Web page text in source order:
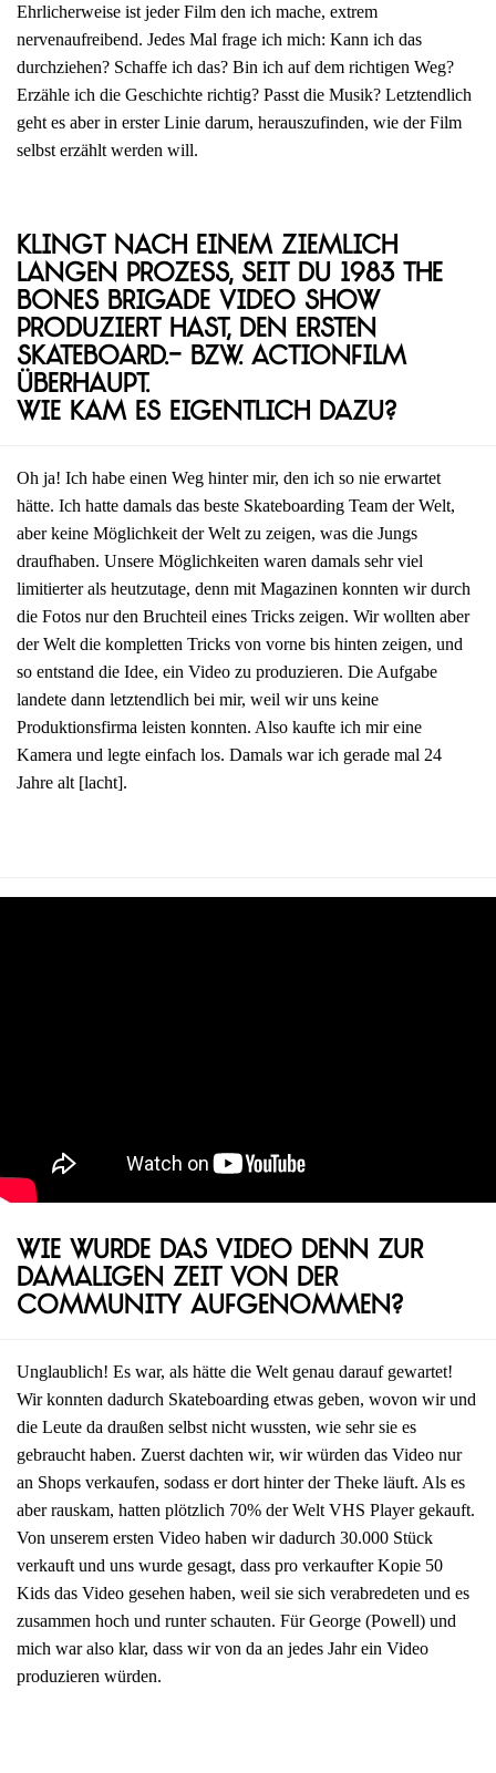
Ehrlicherweise ist jeder Film den ich mache, extrem
nervenaufreibend. Jedes Mal frage ich mich: Kann ich das
durchziehen? Schaffe ich das? Bin ich auf dem richtigen Weg?
Erzähle ich die Geschichte richtig? Passt die Musik? Letztendlich
geht es aber in erster Linie darum, herauszufinden, wie der Film
selbst erzählt werden will.
Klingt nach einem ziemlich
langen Prozess, seit du 1983 The
Bones Brigade Video Show
produziert hast, den ersten
Skateboard.- bzw. Actionfilm
überhaupt.
Wie kam es eigentlich dazu?
Oh ja! Ich habe einen Weg hinter mir, den ich so nie erwartet
hätte. Ich hatte damals das beste Skateboarding Team der Welt,
aber keine Möglichkeit der Welt zu zeigen, was die Jungs
draufhaben. Unsere Möglichkeiten waren damals sehr viel
limitierter als heutzutage, denn mit Magazinen konnten wir durch
die Fotos nur den Bruchteil eines Tricks zeigen. Wir wollten aber
der Welt die kompletten Tricks von vorne bis hinten zeigen, und
so entstand die Idee, ein Video zu produzieren. Die Aufgabe
landete dann letztendlich bei mir, weil wir uns keine
Produktionsfirma leisten konnten. Also kaufte ich mir eine
Kamera und legte einfach los. Damals war ich gerade mal 24
Jahre alt [lacht].
Wie wurde das Video denn zur
damaligen Zeit von der
Community aufgenommen?
Unglaublich! Es war, als hätte die Welt genau darauf gewartet!
Wir konnten dadurch Skateboarding etwas geben, wovon wir und
die Leute da draußen selbst nicht wussten, wie sehr sie es
gebraucht haben. Zuerst dachten wir, wir würden das Video nur
an Shops verkaufen, sodass er dort hinter der Theke läuft. Als es
aber rauskam, hatten plötzlich 70% der Welt VHS Player gekauft.
Von unserem ersten Video haben wir dadurch 30.000 Stück
verkauft und uns wurde gesagt, dass pro verkaufter Kopie 50
Kids das Video gesehen haben, weil sie sich verabredeten und es
zusammen hoch und runter schauten. Für George (Powell) und
mich war also klar, dass wir von da an jedes Jahr ein Video
produzieren würden.